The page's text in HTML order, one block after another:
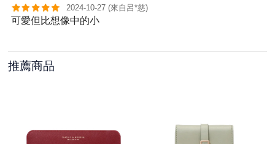
2024-10-27 (來自呂*慈)
可愛但比想像中的小
推薦商品